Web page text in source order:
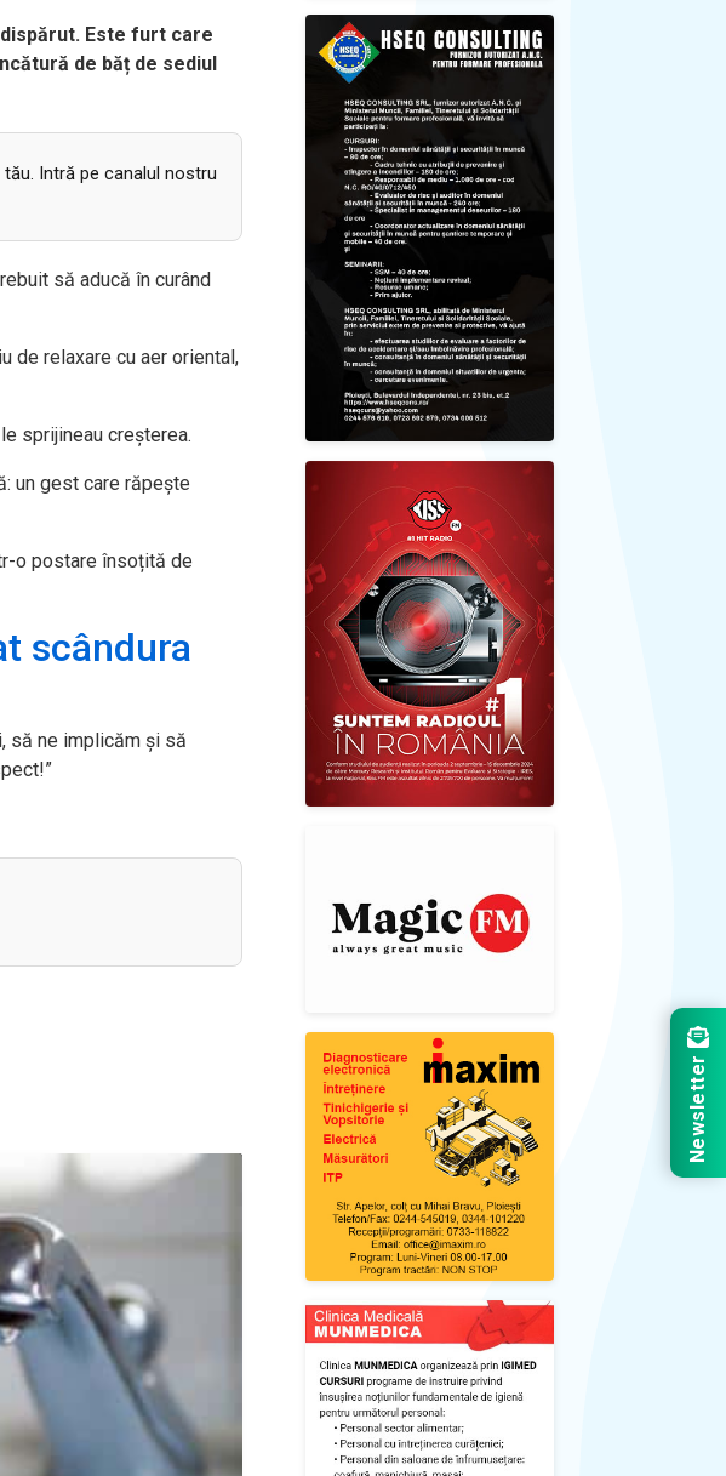
Este furt care
de băț de sediul
Intră pe canalul nostru
să aducă în curând
de relaxare cu aer oriental,
sprijineau creșterea.
un gest care răpește
o postare însoțită de
scândura
să ne implicăm și să
Newsletter